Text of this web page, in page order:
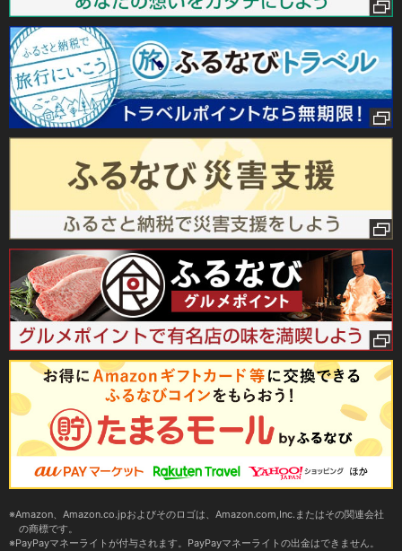
Amazon、Amazon.co.jpおよびそのロゴは、Amazon.com,Inc.またはその関連会社
の商標です。
PayPayマネーライトが付与されます。PayPayマネーライトの出金はできません。